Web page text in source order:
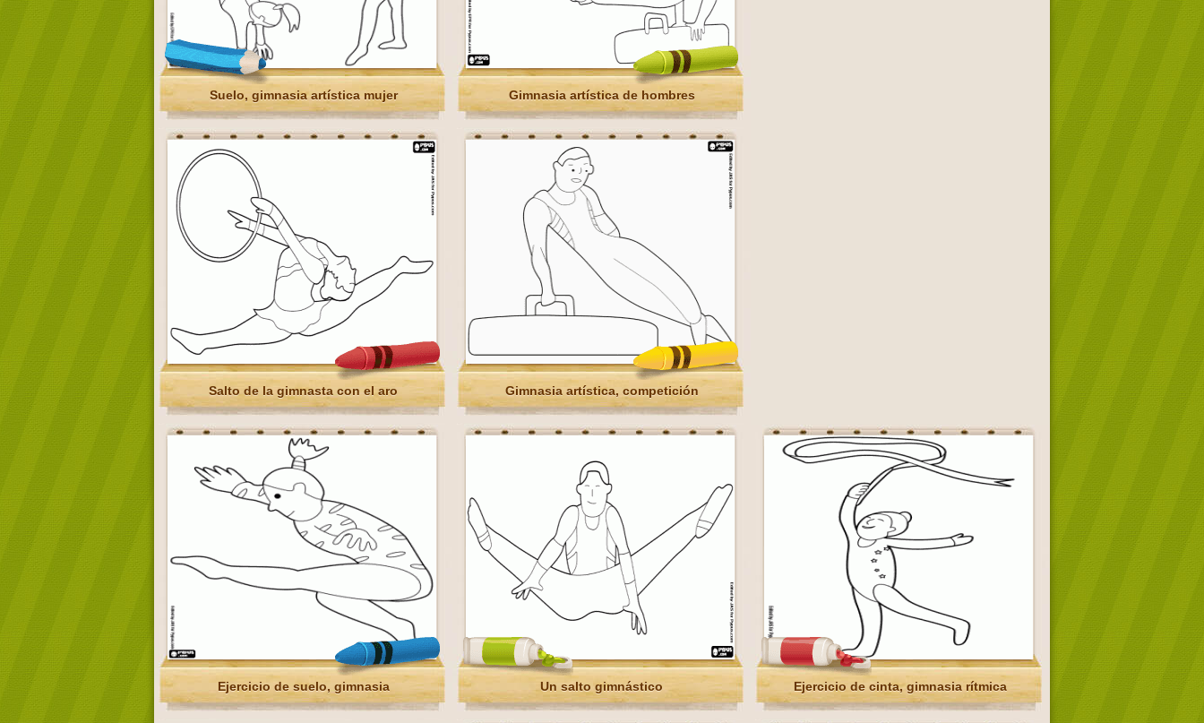
Suelo, gimnasia artística mujer Gimnasia artística de hombres
Salto de la gimnasta con el aro Gimnasia artística, competición
Ejercicio de suelo, gimnasia Un salto gimnástico Ejercicio de cinta, gimnasia rítmica